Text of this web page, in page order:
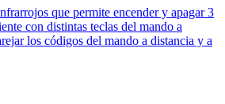
que permite encender y apagar 3
con distintas teclas del mando a
los códigos del mando a distancia y a